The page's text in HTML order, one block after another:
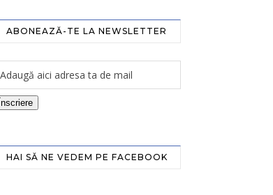
ABONEAZĂ-TE LA NEWSLETTER
Înscriere
HAI SĂ NE VEDEM PE FACEBOOK